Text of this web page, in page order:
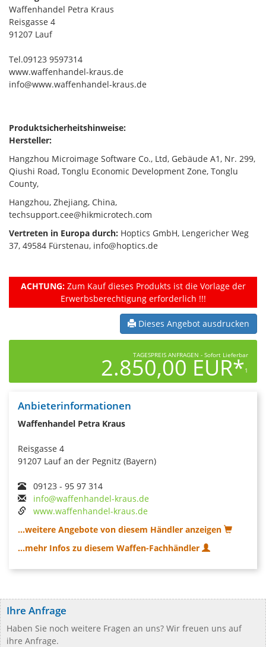
Waffenhandel Petra Kraus
Reisgasse 4
91207 Lauf
Tel.09123 9597314
www.waffenhandel-kraus.de
info@www.waffenhandel-kraus.de
Produktsicherheitshinweise:
Hersteller:
Hangzhou Microimage Software Co., Ltd, Gebäude A1, Nr. 299,
Qiushi Road, Tonglu Economic Development Zone, Tonglu
County,
Hangzhou, Zhejiang, China,
techsupport.cee@hikmicrotech.com
Vertreten in Europa durch: Hoptics GmbH, Lengericher Weg
37, 49584 Fürstenau, info@hoptics.de
ACHTUNG:Zum Kauf dieses Produkts ist die Vorlage der
Erwerbsberechtigung erforderlich !!!
Dieses Angebot ausdrucken
TAGESPREIS ANFRAGEN - Sofort Lieferbar
2.850,00 EUR*1
Anbieterinformationen
Waffenhandel Petra Kraus
Reisgasse 4
91207 Lauf an der Pegnitz (Bayern)
09123 - 95 97 314
info@waffenhandel-kraus.de
www.waffenhandel-kraus.de
...weitere Angebote von diesem Händler anzeigen
...mehr Infos zu diesem Waffen-Fachhändler
Ihre Anfrage
Haben Sie noch weitere Fragen an uns? Wir freuen uns auf
ihre Anfrage.